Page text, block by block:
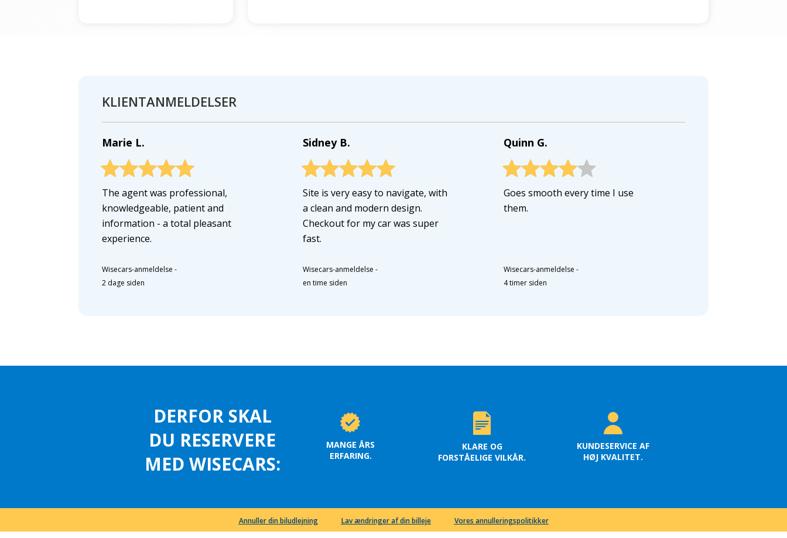
KLIENTANMELDELSER
Marie L.
The agent was professional,
knowledgeable, patient and
information - a total pleasant
experience.
Wisecars-anmeldelse -
2 dage siden
Sidney B.
Site is very easy to navigate, with
a clean and modern design.
Checkout for my car was super
fast.
Wisecars-anmeldelse -
en time siden
Quinn G.
Goes smooth every time I use
them.
Wisecars-anmeldelse -
4 timer siden
DERFOR SKAL
DU RESERVERE
MED WISECARS:
MANGE ÅRS
ERFARING.
KLARE OG
FORSTÅELIGE VILKÅR.
KUNDESERVICE AF
HØJ KVALITET.
Annuller din biludlejning Lav ændringer af din billeje Vores annulleringspolitikker